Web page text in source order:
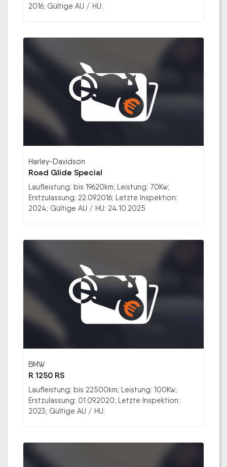
2016; Gültige AU / HU:
Harley-Davidson
Road Glide Special
Laufleistung: bis 19620km; Leistung: 70Kw;
Erstzulassung: 22.09.2016; Letzte Inspektion:
2024; Gültige AU / HU: 24.10.2025
BMW
R 1250 RS
Laufleistung: bis 22500km; Leistung: 100Kw;
Erstzulassung: 01.09.2020; Letzte Inspektion:
2023; Gültige AU / HU: